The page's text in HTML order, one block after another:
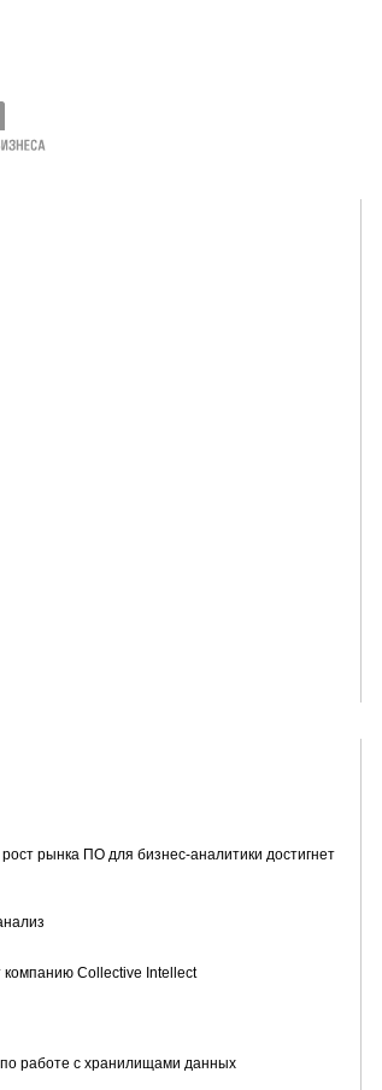
рынка ПО для бизнес-аналитики достигнет
компанию Collective Intellect
работе с хранилищами данных